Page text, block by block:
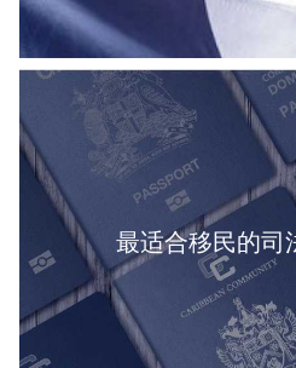
最适合移民的司